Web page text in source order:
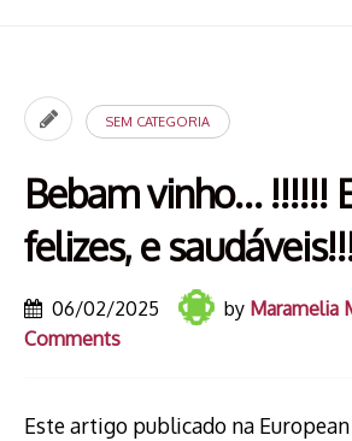
SEM CATEGORIA
Bebam vinho… !!!!!!
felizes, e
06/02/2025 by Maramelia
Comments
Este artigo publicado na